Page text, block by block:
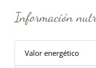
Información
Valor energético